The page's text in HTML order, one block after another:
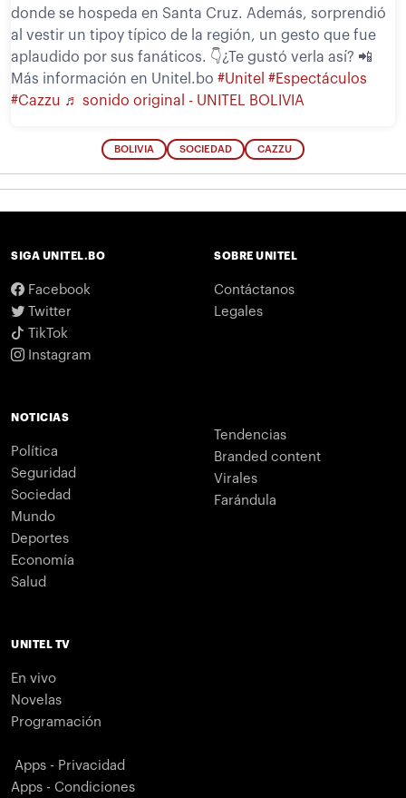
donde se hospeda en Santa Cruz. Además, sorprendió
al vestir un tipoy típico de la región, un gesto que fue
aplaudido por sus fanáticos. 👇¿Te gustó verla así? 📲
Más información en Unitel.bo #Unitel #Espectáculos
#Cazzu ♬ sonido original - UNITEL BOLIVIA
BOLIVIA SOCIEDAD CAZZU
SIGA UNITEL.BO
Facebook
Twitter
TikTok
Instagram
SOBRE UNITEL
Contáctanos
Legales
NOTICIAS
Política
Seguridad
Sociedad
Mundo
Deportes
Economía
Salud
Tendencias
Branded content
Virales
Farándula
UNITEL TV
En vivo
Novelas
Programación
Apps - Privacidad
Apps - Condiciones